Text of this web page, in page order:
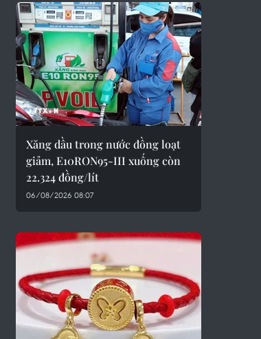
Xăng dầu trong nước đồng loạt
giảm, E10RON95-III xuống còn
22.324 đồng/lít
06/08/2026 08:07